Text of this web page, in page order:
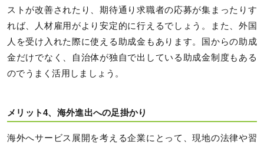
ストが改善されたり、期待通り求職者の応募が集まったりす
れば、人材雇用がより安定的に行えるでしょう。また、外国
人を受け入れた際に使える助成金もあります。国からの助成
金だけでなく、自治体が独自で出している助成金制度もある
のでうまく活用しましょう。
メリット4、海外進出への足掛かり
海外へサービス展開を考える企業にとって、現地の法律や習